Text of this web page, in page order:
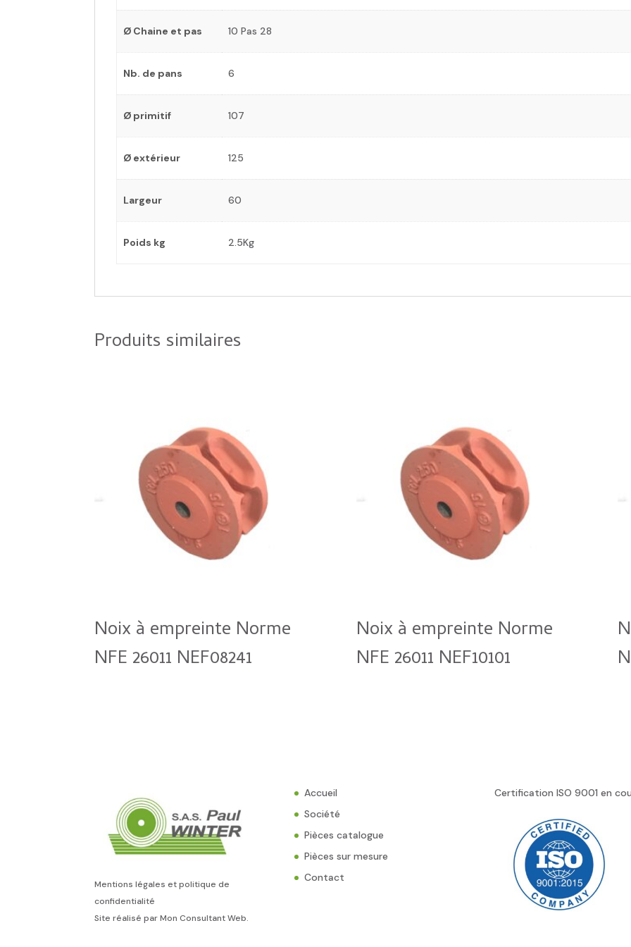
Ø Chaine et pas 10 Pas 28
Nb. de pans 6
Ø primitif 107
Ø extérieur 125
Largeur 60
Poids kg 2.5Kg
Produits similaires
Noix à empreinte Norme
NFE 26011 NEF08241
Noix à empreinte Norme
NFE 26011 NEF10101
Mentions légales et politique de
confidentialité
Site réalisé parMon Consultant Web.
Accueil
Société
Pièces catalogue
Pièces sur mesure
Contact
Certification ISO 9001 en